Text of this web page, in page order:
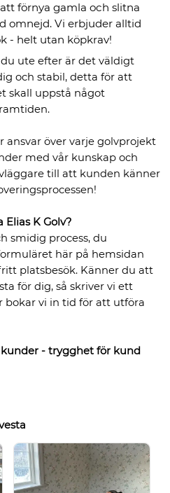
förnya gamla och slitna
omnejd. Vi erbjuder alltid
- helt utan köpkrav!
ute efter är det väldigt
och stabil, detta för att
skall uppstå något
ansvar över varje golvprojekt
med vår kunskap och
till att kunden känner
K Golv?
smidig process, du
här på hemsidan
platsbesök. Känner du att
för dig, så skriver vi ett
bokar vi in tid för att utföra
- trygghet för kund